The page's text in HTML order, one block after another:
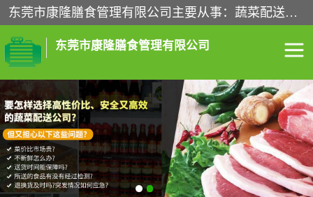
东莞市康隆膳食管理有限公司主要从事：蔬菜配送、食堂承包、企业工厂食堂承包、机关单位食堂承包、调味品配送、粮油配送、干货配送、副食配送、水果配送、海鲜配送等业务，东莞蔬菜配送电话，咨询在线客服。
东莞市康隆膳食管理有限公司
食堂承包 蔬菜配送
粮油配送 鲜肉配送
海鲜配送 食材配送